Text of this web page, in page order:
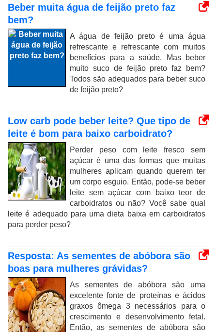
Beber muita água de feijão preto faz
bem?
A água de feijão preto é uma água
refrescante e refrescante com muitos
benefícios para a saúde. Mas beber
muito suco de feijão preto faz bem?
Todos são adequados para beber suco
de feijão preto?
Low carb pode beber leite? Que tipo de
leite é bom para baixo carboidrato?
Perder peso com leite fresco sem
açúcar é uma das formas que muitas
mulheres aplicam quando querem ter
um corpo esguio. Então, pode-se beber
leite sem açúcar com baixo teor de
carboidratos ou não? Você sabe qual
leite é adequado para uma dieta baixa em carboidratos
para perder peso?
Resposta: As sementes de abóbora são
boas para mulheres grávidas?
As sementes de abóbora são uma
excelente fonte de proteínas e ácidos
graxos ômega 3 necessários para o
crescimento e desenvolvimento fetal.
Então, as sementes de abóbora são